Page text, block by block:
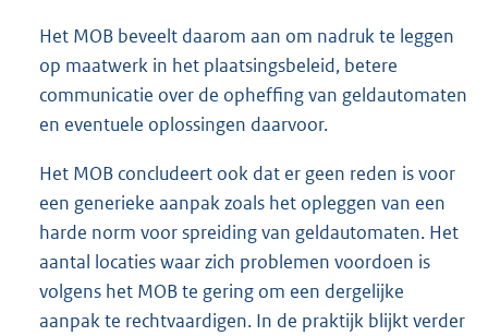
Het MOB beveelt daarom aan om nadruk te leggen
op maatwerk in het plaatsingsbeleid, betere
communicatie over de opheffing van geldautomaten
en eventuele oplossingen daarvoor.
Het MOB concludeert ook dat er geen reden is voor
een generieke aanpak zoals het opleggen van een
harde norm voor spreiding van geldautomaten. Het
aantal locaties waar zich problemen voordoen is
volgens het MOB te gering om een dergelijke
aanpak te rechtvaardigen. In de praktijk blijkt verder